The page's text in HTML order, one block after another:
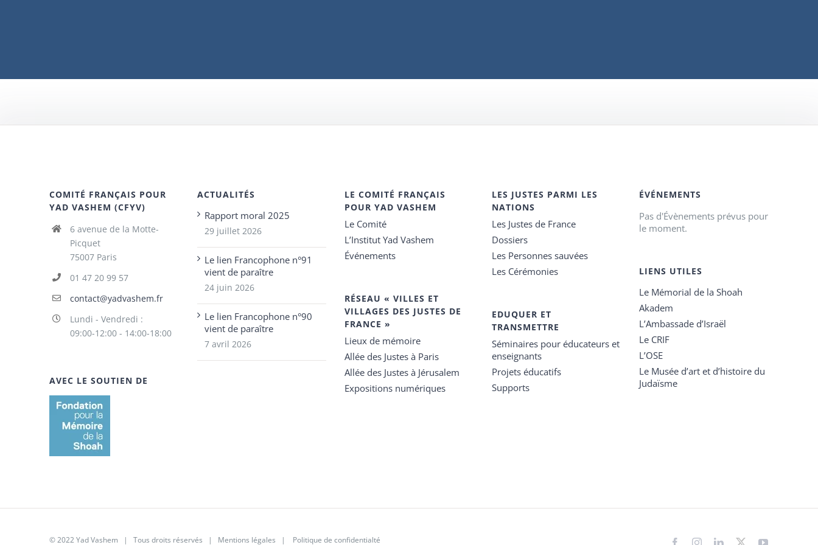
COMITÉ FRANÇAIS POUR
YAD VASHEM (CFYV)
6 avenue de la Motte-
Picquet
75007 Paris
01 47 20 99 57
contact@yadvashem.fr
Lundi - Vendredi :
09:00-12:00 - 14:00-18:00
AVEC LE SOUTIEN DE
ACTUALITÉS
Rapport moral 2025
29 juillet 2026
Le lien Francophone n°91
vient de paraître
24 juin 2026
Le lien Francophone n°90
vient de paraître
7 avril 2026
LE COMITÉ FRANÇAIS
POUR YAD VASHEM
Le Comité
L’Institut Yad Vashem
Événements
RÉSEAU « VILLES ET
VILLAGES DES JUSTES DE
FRANCE »
Lieux de mémoire
Allée des Justes à Paris
Allée des Justes à Jérusalem
Expositions numériques
LES JUSTES PARMI LES
NATIONS
Les Justes de France
Dossiers
Les Personnes sauvées
Les Cérémonies
EDUQUER ET
TRANSMETTRE
Séminaires pour éducateurs et
enseignants
Projets éducatifs
Supports
ÉVÉNEMENTS
Pas d'Évènements prévus pour
le moment.
LIENS UTILES
Le Mémorial de la Shoah
Akadem
L’Ambassade d’Israël
Le CRIF
L’OSE
Le Musée d’art et d’histoire du
Judaïsme
© 2022 Yad Vashem | Tous droits réservés | Mentions légales | Politique de confidentialté FacebookInstagramLinkedIn
X YouTube